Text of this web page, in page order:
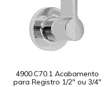
4900.C70.1 Acabamento
para Registro 1/2" ou 3/4"